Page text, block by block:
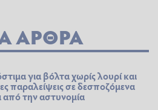
ΆΡΘΡΑ
για βόλτα χωρίς λουρί και
παραλείψεις σε δεσποζόμενα
την αστυνομία